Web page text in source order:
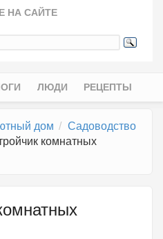
НА САЙТЕ
ЛЮДИ РЕЦЕПТЫ
дом
Садоводство
комнатных